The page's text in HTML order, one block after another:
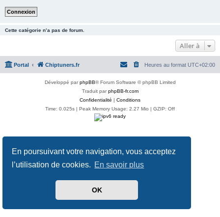
En poursuivant votre navigation, vous acceptez
l’utilisation de cookies. En savoir plus
OK
Cette catégorie n’a pas de forum.
Aller à
Portal Chiptuners.fr Heures au format UTC+02:00
Développé parphpBB® Forum Software © phpBB Limited
Traduit parphpBB-fr.com
Confidentialité | Conditions
Time: 0.025s | Peak Memory Usage: 2.27 Mio | GZIP: Off